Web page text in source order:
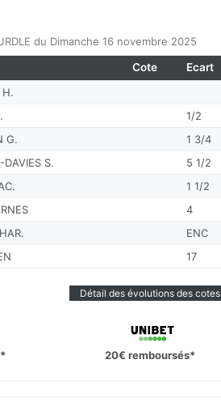
du Dimanche 16 novembre 2025
H.
1/2
G.
1 3/4
DAVIES S.
5 1/2
1 1/2
4
ENC
17
Cote Ecart
Détail des évolutions des cotes
20€ remboursés*